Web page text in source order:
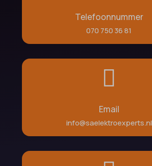
Telefoonnummer
070 750 36 81

Email
info@saelektroexperts.nl